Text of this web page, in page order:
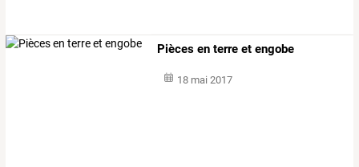
Pièces en terre et engobe
18 mai 2017